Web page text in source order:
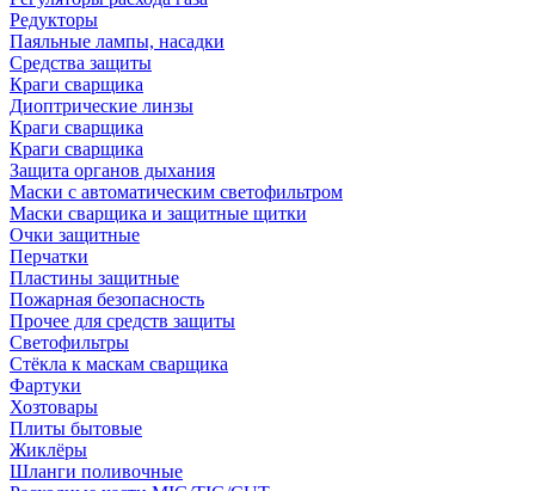
Редукторы
Паяльные лампы, насадки
Средства защиты
Краги сварщика
Диоптрические линзы
Краги сварщика
Краги сварщика
Защита органов дыхания
Маски с автоматическим светофильтром
Маски сварщика и защитные щитки
Очки защитные
Перчатки
Пластины защитные
Пожарная безопасность
Прочее для средств защиты
Светофильтры
Стёкла к маскам сварщика
Фартуки
Хозтовары
Плиты бытовые
Жиклёры
Шланги поливочные